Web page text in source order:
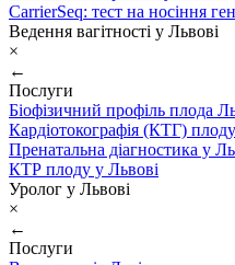
CarrierSeq: тест на носіння
Ведення вагітності у Львові
×
←
Послуги
Біофізичний профіль плода
Кардіотокографія (КТГ)
Пренатальна діагностика у
КТР плоду у Львові
Уролог у Львові
×
←
Послуги